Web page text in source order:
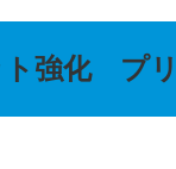
ト強化 プ